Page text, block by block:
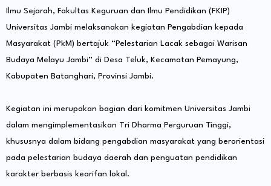
Ilmu Sejarah, Fakultas Keguruan dan Ilmu Pendidikan (FKIP)
Universitas Jambi melaksanakan kegiatan Pengabdian kepada
Masyarakat (PkM) bertajuk “Pelestarian Lacak sebagai Warisan
Budaya Melayu Jambi” di Desa Teluk, Kecamatan Pemayung,
Kabupaten Batanghari, Provinsi Jambi.
Kegiatan ini merupakan bagian dari komitmen Universitas Jambi
dalam mengimplementasikan Tri Dharma Perguruan Tinggi,
khususnya dalam bidang pengabdian masyarakat yang berorientasi
pada pelestarian budaya daerah dan penguatan pendidikan
karakter berbasis kearifan lokal.